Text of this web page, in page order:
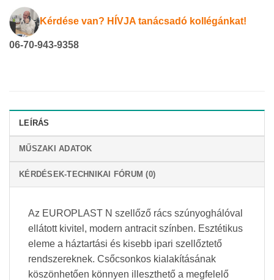
Kérdése van? HÍVJA tanácsadó kollégánkat!
06-70-943-9358
LEÍRÁS
MŰSZAKI ADATOK
KÉRDÉSEK-TECHNIKAI FÓRUM (0)
Az EUROPLAST N szellőző rács szúnyoghálóval
ellátott kivitel, modern antracit színben. Esztétikus
eleme a háztartási és kisebb ipari szellőztető
rendszereknek. Csőcsonkos kialakításának
köszönhetően könnyen illeszthető a megfelelő